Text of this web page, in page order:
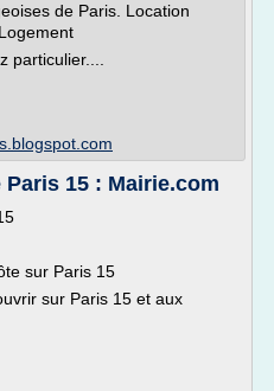
de Paris. Location
particulier....
15 : Mairie.com
sur Paris 15
sur Paris 15 et aux